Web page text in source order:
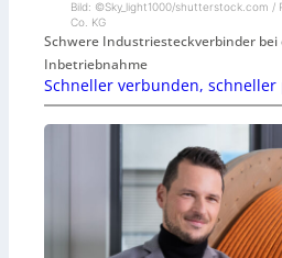
Bild: ©Sky_light1000/shutterstock.com /
Co. KG
Schwere Industriesteckverbinder
Inbetriebnahme
Schneller verbunden,